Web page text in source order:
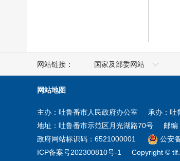
网站链接： 国家及部委网站
住房和城乡建设部
教育部
网站地图
主办：吐鲁番市人民政府办公室
承办：吐
地址：吐鲁番市示范区月光湖路70号
邮编
政府网站标识码：6521000001
公安
ICP备案号202300810号-1
Copyright ©